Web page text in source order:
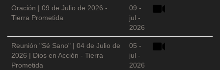
Oración | 09 de Julio de 2026 -
Tierra Prometida
09 -
jul -
2026
Reunión "Sé Sano" | 04 de Julio de
2026 | Dios en Acción - Tierra
Prometida
05 -
jul -
2026